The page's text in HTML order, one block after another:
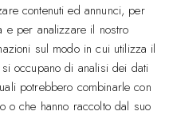
contenuti ed annunci, per
e per analizzare il nostro
sul modo in cui utilizza il
occupano di analisi dei dati
potrebbero combinarle con
o che hanno raccolto dal suo